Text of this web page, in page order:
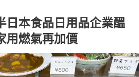
日本食品日用品企業醞
燃氣再加價